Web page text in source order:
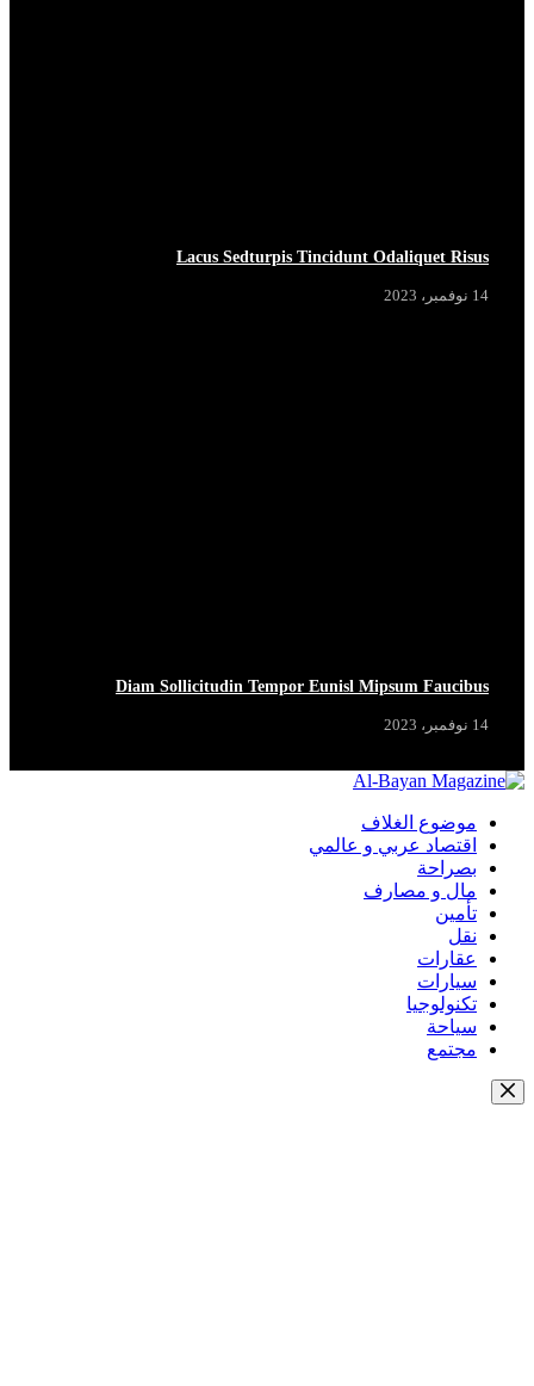
Lacus Sedturpis Tincidunt Odaliquet Risus
14 نوفمبر، 2023
Diam Sollicitudin Tempor Eunisl Mipsum Faucibus
14 نوفمبر، 2023
موضوع الغلاف
اقتصاد عربي و عالمي
بصراحة
مال و مصارف
تأمين
نقل
عقارات
سيارات
تكنولوجيا
سياحة
مجتمع